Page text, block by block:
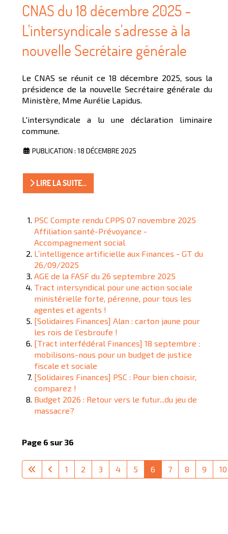
CNAS du 18 décembre 2025 -
L'intersyndicale s'adresse à la
nouvelle Secrétaire générale
Le CNAS se réunit ce 18 décembre 2025, sous la
présidence de la nouvelle Secrétaire générale du
Ministère, Mme Aurélie Lapidus.
L'intersyndicale a lu une déclaration liminaire
commune.
PUBLICATION : 18 DÉCEMBRE 2025
LIRE LA SUITE...
PSC Compte rendu CPPS 07 novembre 2025
Affiliation santé-Prévoyance -
Accompagnement social
L’intelligence artificielle aux Finances - GT du
26/09/2025
AGE de la FASF du 26 septembre 2025
Tract intersyndical pour une action sociale
ministérielle forte, pérenne, pour tous les
agentes et agents !
[Solidaires Finances] Alan : carton jaune pour
les rois de l'esbroufe !
[Tract interfédéral Finances] 18 septembre :
mobilisons-nous pour un budget de justice
fiscale et sociale
[Solidaires Finances] PSC : Pour bien choisir,
comparez !
Budget 2026 : Retour vers le futur...du jeu de
massacre?
Page 6 sur 36
1 2 3 4 5 6 7 8 9 10